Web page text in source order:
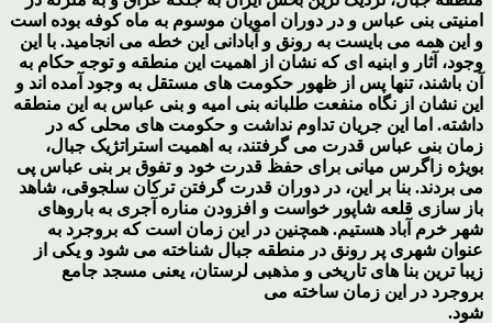
امنیتی بنی عباس و در دوران امویان موسوم به ماه کوفه بوده است
و این همه می بایست به رونق و آبادانی این خطه می انجامید. با این
وجود، آثار و ابنیه ای که نشان از اهمیت این منطقه و توجه حکام به
آن باشند، تنها پس از ظهور حکومت های مستقل به وجود آمده اند و
این نشان از نگاه منفعت طلبانه بنی امیه و بنی عباس به این منطقه
داشته. اما این جریان تداوم نداشت و حکومت های محلی که در
زمان بنی عباس قدرت می گرفتند، به اهمیت استراتژیک جبال،
بویژه زاگرس میانی برای حفظ قدرت خود و تفوق بر بنی عباس پی
می بردند. بنا بر این، در دوران قدرت گرفتن ترکان سلجوقی، شاهد
باز سازی قلعه شاپور خواست و افزودن مناره آجری به باروهای
شهر خرم آباد هستیم. همچنین در این زمان است که بروجرد به
عنوان شهری پر رونق در منطقه جبال شناخته می شود و یکی از
زیبا ترین بنا های تاریخی و مذهبی لرستان، یعنی مسجد جامع
بروجرد در این زمان ساخته می
شود.